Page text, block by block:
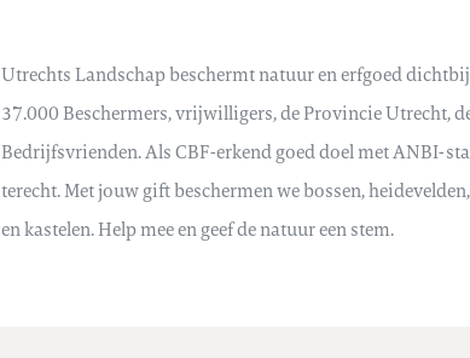
Utrechts Landschap beschermt natuur en erfgoed
37.000 Beschermers, vrijwilligers, de Provincie Utrecht,
Bedrijfsvrienden. Als CBF-erkend goed doel met ANBI-
terecht. Met jouw gift beschermen we bossen,
en kastelen. Help mee en geef de natuur een stem.